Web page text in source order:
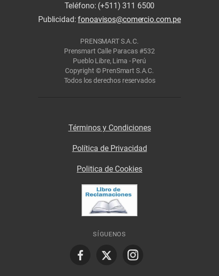
Teléfono: (+511) 311 6500
Publicidad:fonoavisos@comercio.com.pe
PRENSMART S.A.C.
Prensmart Calle Paracas #532
Pueblo Libre, Lima - Perú
Copyright © PrenSmart S.A.C.
Todos los derechos reservados
Términos y Condiciones
Política de Privacidad
Politica de Cookies
SÍGUENOS